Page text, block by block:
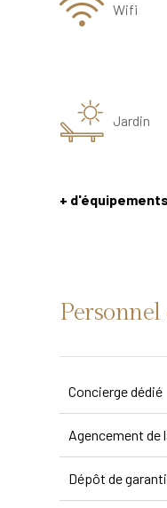
Wifi
Jardin
+ d'équipements
Concierge dédié
Agencement de
Dépôt de